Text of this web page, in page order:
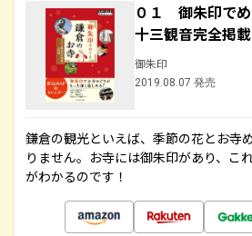
０１ 御朱印で
十三観音完全掲
御朱印
2019.08.07 発売
鎌倉の観光といえば、季節の花とお寺
りません。お寺には御朱印があり、こ
がわかるのです！